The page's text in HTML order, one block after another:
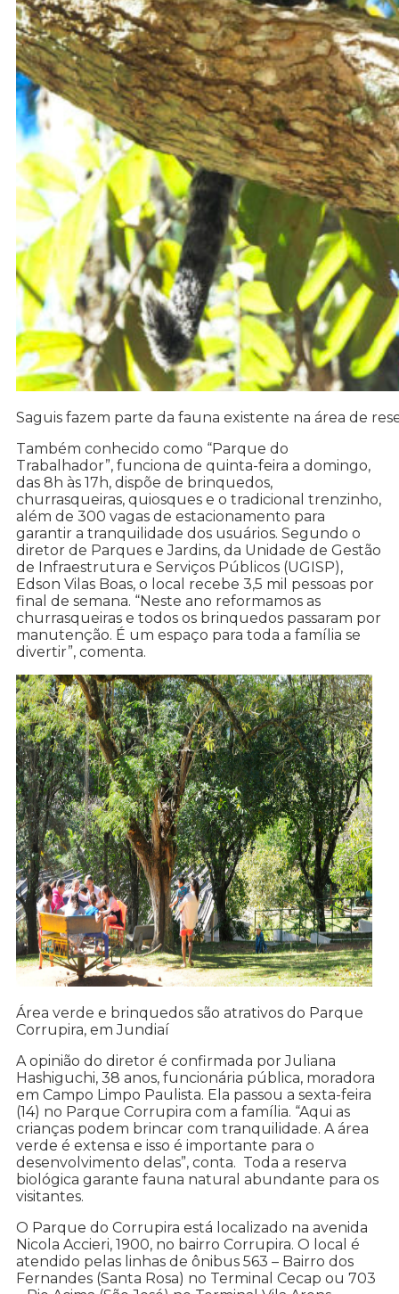
Saguis fazem parte da fauna existente na área de
Também conhecido como “Parque do
Trabalhador”, funciona de quinta-feira a domingo,
das 8h às 17h, dispõe de brinquedos,
churrasqueiras, quiosques e o tradicional trenzinho,
além de 300 vagas de estacionamento para
garantir a tranquilidade dos usuários. Segundo o
diretor de Parques e Jardins, da Unidade de Gestão
de Infraestrutura e Serviços Públicos (UGISP),
Edson Vilas Boas, o local recebe 3,5 mil pessoas por
final de semana. “Neste ano reformamos as
churrasqueiras e todos os brinquedos passaram por
manutenção. É um espaço para toda a família se
divertir”, comenta.
Área verde e brinquedos são atrativos do Parque
Corrupira, em Jundiaí
A opinião do diretor é confirmada por Juliana
Hashiguchi, 38 anos, funcionária pública, moradora
em Campo Limpo Paulista. Ela passou a sexta-feira
(14) no Parque Corrupira com a família. “Aqui as
crianças podem brincar com tranquilidade. A área
verde é extensa e isso é importante para o
desenvolvimento delas”, conta. Toda a reserva
biológica garante fauna natural abundante para os
visitantes.
O Parque do Corrupira está localizado na avenida
Nicola Accieri, 1900, no bairro Corrupira. O local é
atendido pelas linhas de ônibus 563 – Bairro dos
Fernandes (Santa Rosa) no Terminal Cecap ou 703